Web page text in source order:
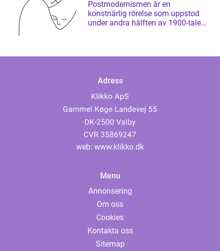
Postmodernismen är en
konstnärlig rörelse som uppstod
under andra hälften av 1900-talet
Adress
web: www.klikko.dk
Menu
Annonsering
Om oss
Cookies
Kontakta oss
Sitemap